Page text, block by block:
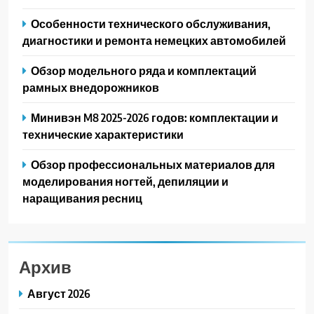
Особенности технического обслуживания,
диагностики и ремонта немецких автомобилей
Обзор модельного ряда и комплектаций
рамных внедорожников
Минивэн M8 2025-2026 годов: комплектации и
технические характеристики
Обзор профессиональных материалов для
моделирования ногтей, депиляции и
наращивания ресниц
Архив
Август 2026